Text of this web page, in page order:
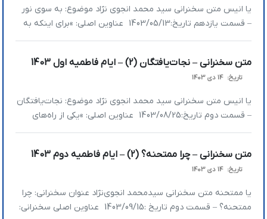
یا انیس متن سخنرانی سید محمد انجوی نژاد موضوع: به سوی نور
– قسمت یازدهم تاریخ:1403/05/13 عناوین اصلی: »برای اینکه به
مراتب یقین برسیم نور لازم است »شبهه در تاریکی اتفاق می‌افتد نه
انتخاب ما تسلیم و اطاعت نیست »برای […]
متن سخنرانی – نجات‌یافتگان (2) – ایام فاطمیه اول 1403
تاریخ: 14 دی 1403
یا انیس متن سخنرانی سید محمد انجوی نژاد موضوع: نجات‌یافتگان
– قسمت دوم تاریخ:1403/08/25 عناوین اصلی: »یکی از راه‌های
رسیدن به خداوند تبارک و تعالی استماع قرآن است »حقیقت دین
هیچ بودن خودت رسیده باشی »تقوا یعنی زمینه گناه را جور نکن
[…]
متن سخنرانی – چرا ممتحنه؟ (2) – ایام فاطمیه دوم 1403
تاریخ: 14 دی 1403
یا ممتحنه متن سخنرانی سیدمحمد انجوی‌نژاد عنوان سخنرانی: چرا
ممتحنه؟ – قسمت دوم تاریخ :1403/09/15 عناوین اصلی سخنرانی: